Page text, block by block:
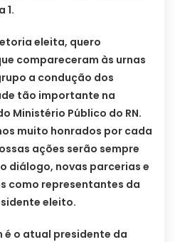
1.
eleita, quero
compareceram às urnas
a condução dos
tão importante na
Ministério Público do RN.
muito honrados por cada
ações serão sempre
diálogo, novas parcerias e
como representantes da
eleito.
é o atual presidente da